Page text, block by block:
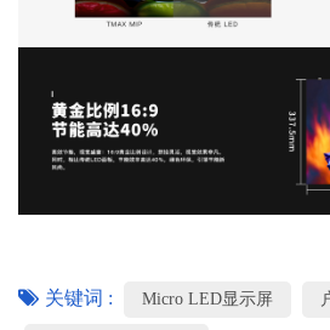
关键词 : Micro LED显示屏